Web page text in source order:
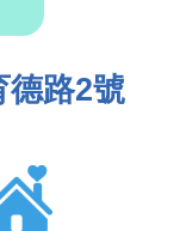
德路2號